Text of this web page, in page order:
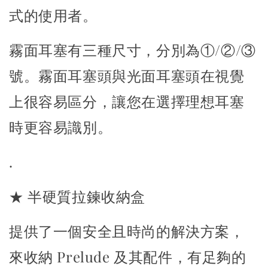
式的使用者。
霧面耳塞有三種尺寸，分別為①/②/③
號。 霧面耳塞頭與光面耳塞頭在視覺
上很容易區分，讓您在選擇理想耳塞
時更容易識別。
.
★ 半硬質拉鍊收納盒
提供了一個安全且時尚的解決方案，
來收納 Prelude 及其配件，有足夠的